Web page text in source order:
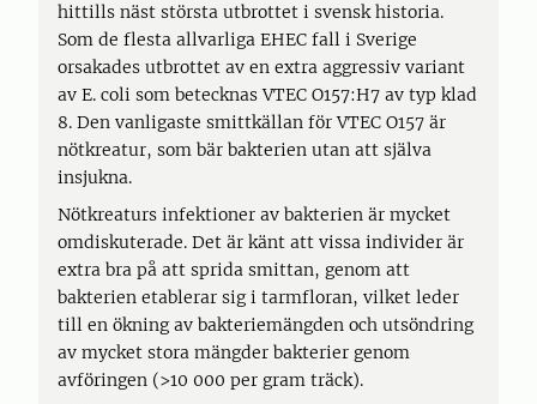
hittills näst största utbrottet i svensk historia.
Som de flesta allvarliga EHEC fall i Sverige
orsakades utbrottet av en extra aggressiv variant
av E. coli som betecknas VTEC O157:H7 av typ klad
8. Den vanligaste smittkällan för VTEC O157 är
nötkreatur, som bär bakterien utan att själva
insjukna.
Nötkreaturs infektioner av bakterien är mycket
omdiskuterade. Det är känt att vissa individer är
extra bra på att sprida smittan, genom att
bakterien etablerar sig i tarmfloran, vilket leder
till en ökning av bakteriemängden och utsöndring
av mycket stora mängder bakterier genom
avföringen (>10 000 per gram träck).